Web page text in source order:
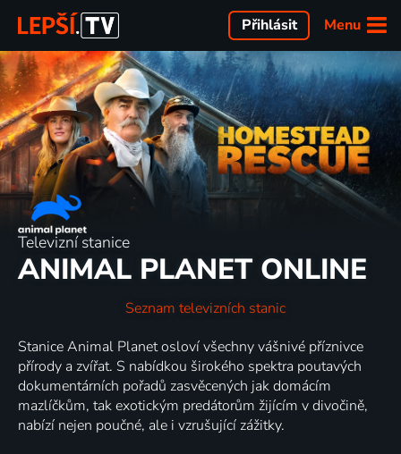
Menu
Přihlásit
Televizní stanice
ANIMAL PLANET ONLINE
Seznam televizních stanic
Stanice Animal Planet osloví všechny vášnivé příznivce
přírody a zvířat. S nabídkou širokého spektra poutavých
dokumentárních pořadů zasvěcených jak domácím
mazlíčkům, tak exotickým predátorům žijícím v divočině,
nabízí nejen poučné, ale i vzrušující zážitky.